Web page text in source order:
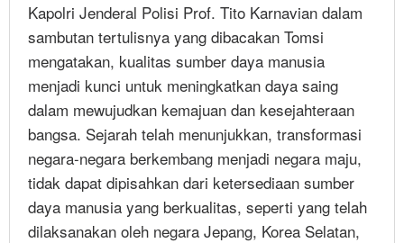
Kapolri Jenderal Polisi Prof. Tito Karnavian dalam
sambutan tertulisnya yang dibacakan Tomsi
mengatakan, kualitas sumber daya manusia
menjadi kunci untuk meningkatkan daya saing
dalam mewujudkan kemajuan dan kesejahteraan
bangsa. Sejarah telah menunjukkan, transformasi
negara-negara berkembang menjadi negara maju,
tidak dapat dipisahkan dari ketersediaan sumber
daya manusia yang berkualitas, seperti yang telah
dilaksanakan oleh negara Jepang, Korea Selatan,